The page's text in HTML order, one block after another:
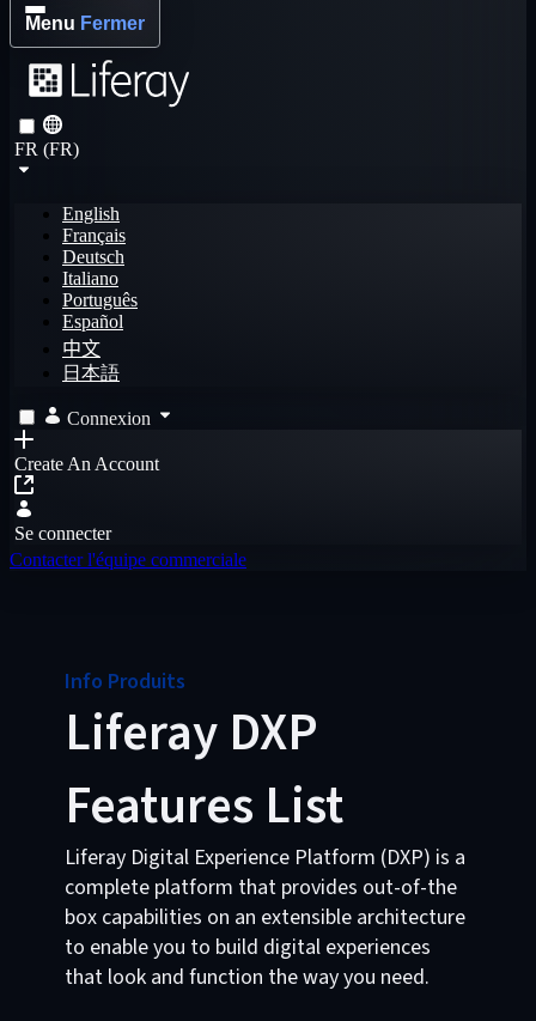
Menu Fermer
FR (FR)
English
Français
Deutsch
Italiano
Português
Español
中文
日本語
Connexion
Create An Account
Se connecter
Contacter l'équipe commerciale
Info Produits
Liferay DXP
Features List
Liferay Digital Experience Platform (DXP) is a
complete platform that provides out-of-the
box capabilities on an extensible architecture
to enable you to build digital experiences
that look and function the way you need.